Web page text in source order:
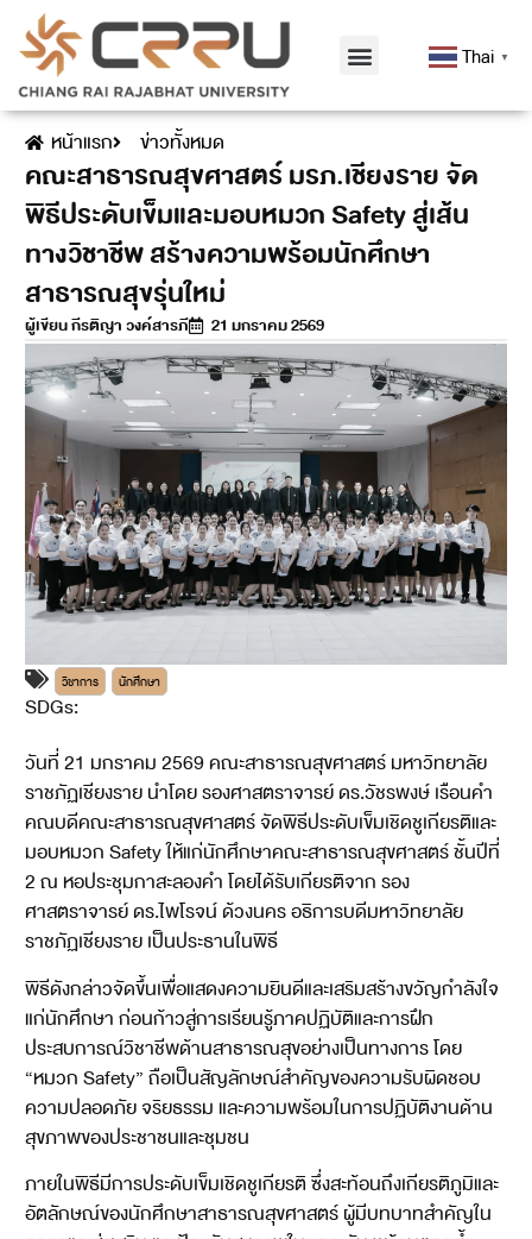
Thai ▼
หน้าแรก ข่าวทั้งหมด
คณะสาธารณสุขศาสตร์ มรภ.เชียงราย จัด
พิธีประดับเข็มและมอบหมวก Safety สู่เส้น
ทางวิชาชีพ สร้างความพร้อมนักศึกษา
สาธารณสุขรุ่นใหม่
ผู้เขียนกีรติญา วงค์สารภี 21 มกราคม 2569
วิชาการ นักศึกษา
SDGs:
วันที่ 21 มกราคม 2569 คณะสาธารณสุขศาสตร์ มหาวิทยาลัย
ราชภัฏเชียงราย นำโดย รองศาสตราจารย์ ดร.วัชรพงษ์ เรือนคำ
คณบดีคณะสาธารณสุขศาสตร์ จัดพิธีประดับเข็มเชิดชูเกียรติและ
มอบหมวก Safety ให้แก่นักศึกษาคณะสาธารณสุขศาสตร์ ชั้นปีที่
2 ณ หอประชุมกาสะลองคำ โดยได้รับเกียรติจาก รอง
ศาสตราจารย์ ดร.ไพโรจน์ ด้วงนคร อธิการบดีมหาวิทยาลัย
ราชภัฏเชียงราย เป็นประธานในพิธี
พิธีดังกล่าวจัดขึ้นเพื่อแสดงความยินดีและเสริมสร้างขวัญกำลังใจ
แก่นักศึกษา ก่อนก้าวสู่การเรียนรู้ภาคปฏิบัติและการฝึก
ประสบการณ์วิชาชีพด้านสาธารณสุขอย่างเป็นทางการ โดย
“หมวก Safety” ถือเป็นสัญลักษณ์สำคัญของความรับผิดชอบ
ความปลอดภัย จริยธรรม และความพร้อมในการปฏิบัติงานด้าน
สุขภาพของประชาชนและชุมชน
ภายในพิธีมีการประดับเข็มเชิดชูเกียรติ ซึ่งสะท้อนถึงเกียรติภูมิและ
อัตลักษณ์ของนักศึกษาสาธารณสุขศาสตร์ ผู้มีบทบาทสำคัญใน